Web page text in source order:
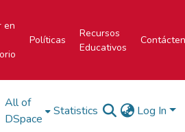
en
Políticas
Recursos
Educativos
All of
DSpace
Statistics Log In